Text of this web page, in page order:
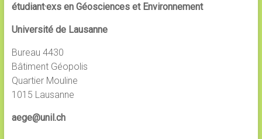
étudiant·exs en Géosciences et Environnement
Université de Lausanne
Bureau 4430
Bâtiment Géopolis
Quartier Mouline
1015 Lausanne
aege@unil.ch